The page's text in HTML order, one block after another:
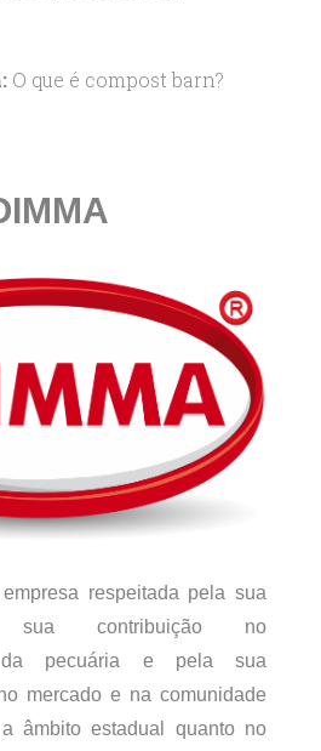
O que é compost barn?
respeitada pela sua
sua contribuição no
da pecuária e pela sua
mercado e na comunidade
âmbito estadual quanto no